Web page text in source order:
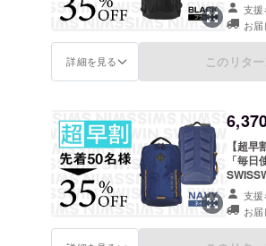
成製品
レインカ
割・80
(通常価格
より下
デザイ
もご
ご注文
製造工
が遅れ
支援
お
詳細を見る このリタ
【超
「毎日
いたい
成製品
レインカ
割・50
支援
お